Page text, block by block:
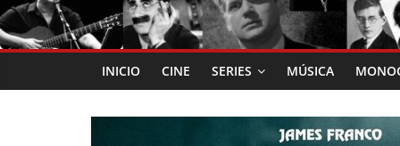
INICIO CINE SERIES MÚSICA